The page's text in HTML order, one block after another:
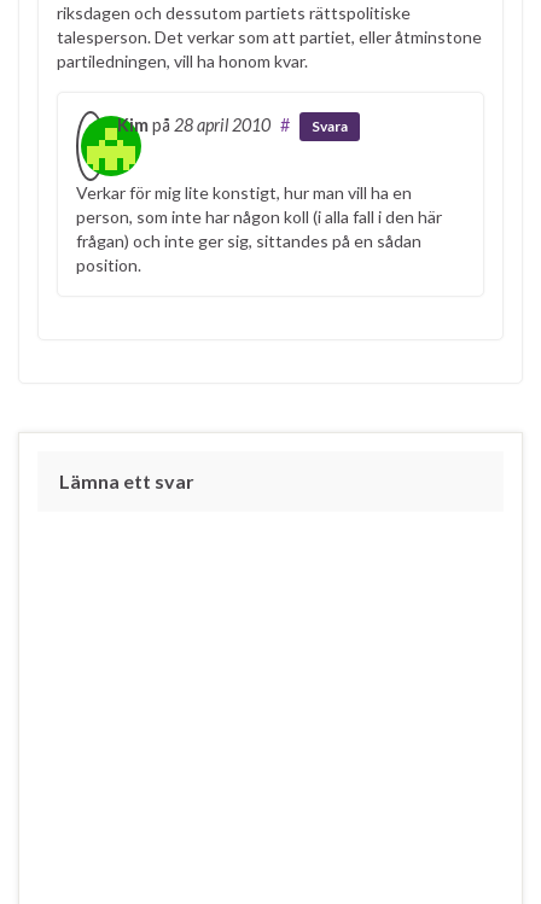
riksdagen och dessutom partiets rättspolitiske
talesperson. Det verkar som att partiet, eller åtminstone
partiledningen, vill ha honom kvar.
Kimpå 28 april 2010 # Svara
Verkar för mig lite konstigt, hur man vill ha en
person, som inte har någon koll (i alla fall i den här
frågan) och inte ger sig, sittandes på en sådan
position.
Lämna ett svar